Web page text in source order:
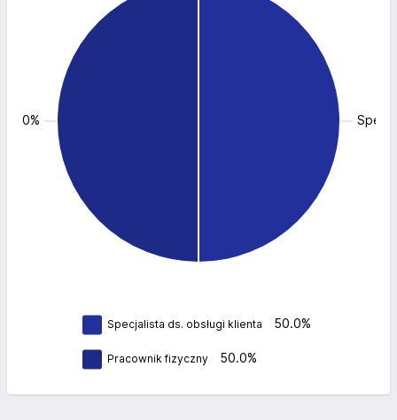
Specjalista ds. obsługi klienta 50.0%
Pracownik fizyczny 50.0%